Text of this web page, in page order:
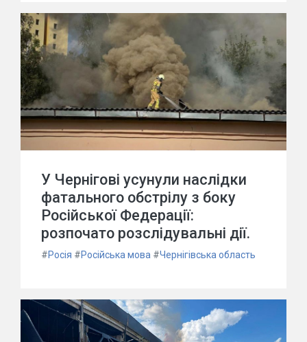
У Чернігові усунули наслідки
фатального обстрілу з боку
Російської Федерації:
розпочато розслідувальні дії.
#Росія #Російська мова #Чернігівська область